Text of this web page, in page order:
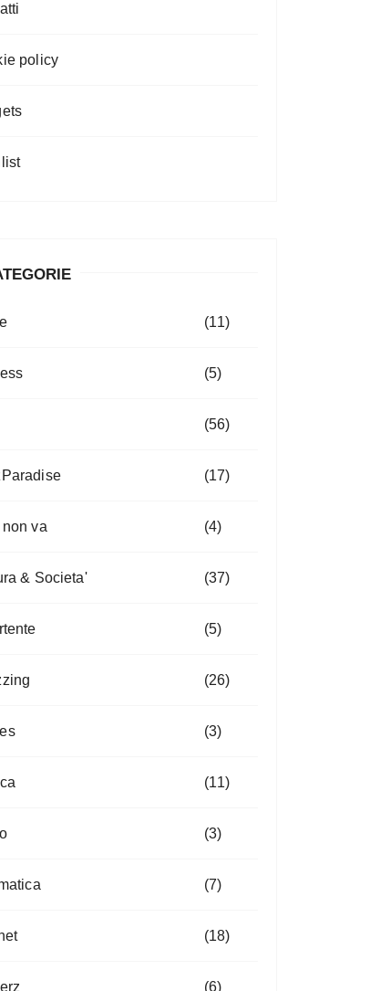
policy
(11)
(5)
(56)
(17)
va (4)
& Societa' (37)
(5)
(26)
(3)
(11)
(3)
(7)
(18)
(6)